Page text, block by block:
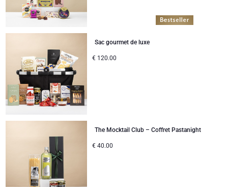
Sac gourmet de luxe
€ 120.00
The Mocktail Club – Coffret Pastanight
€ 40.00